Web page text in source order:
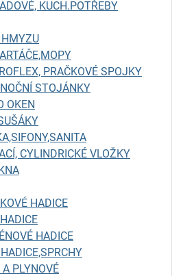
KUCH.POTŘEBY
PRAČKOVÉ SPOJKY
STOJÁNKY
OKEN
CYLINDRICKÉ VLOŽKY
HADICE
HADICE
PLYNOVÉ